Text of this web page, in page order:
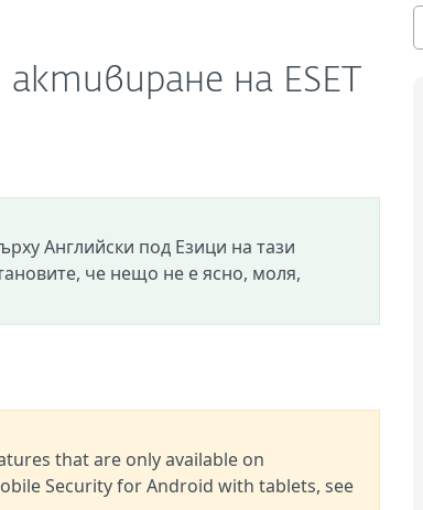
на ESET
Английски под Езици на тази
че нещо не е ясно, моля,
that are only available on
Security for Android with tablets, see